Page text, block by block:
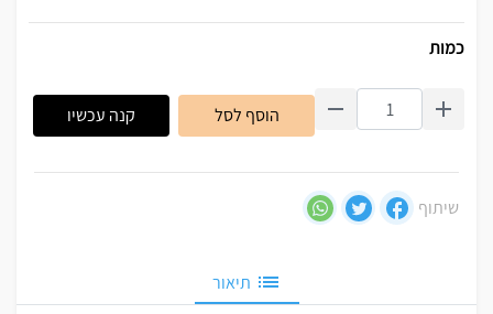
כמות
הוסף לסל קנה עכשיו
שיתוף
תיאור